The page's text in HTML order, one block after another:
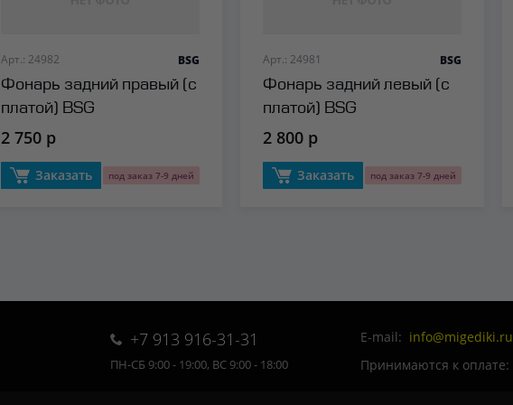
Арт.: 24982
Фонарь задний правый (с
платой) BSG
BSG
2 750 р
Заказать под заказ 7-9 дней
Арт.: 24981
Фонарь задний левый (с
платой) BSG
BSG
2 800 р
Заказать под заказ 7-9 дней
+7 913 916-31-31
ПН-СБ 9:00 - 19:00, ВС 9:00 - 18:00
E-mail: info@migediki.ru
Принимаются к оплате: